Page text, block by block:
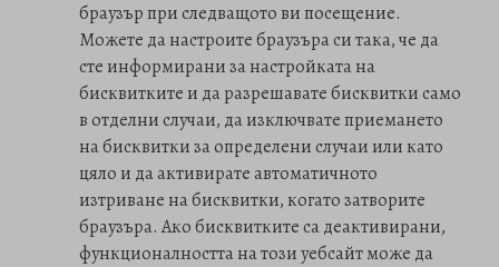
браузър при следващото ви посещение.
Можете да настроите браузъра си така, че да
сте информирани за настройката на
бисквитките и да разрешавате бисквитки само
в отделни случаи, да изключвате приемането
на бисквитки за определени случаи или като
цяло и да активирате автоматичното
изтриване на бисквитки, когато затворите
браузъра. Ако бисквитките са деактивирани,
функционалността на този уебсайт може да